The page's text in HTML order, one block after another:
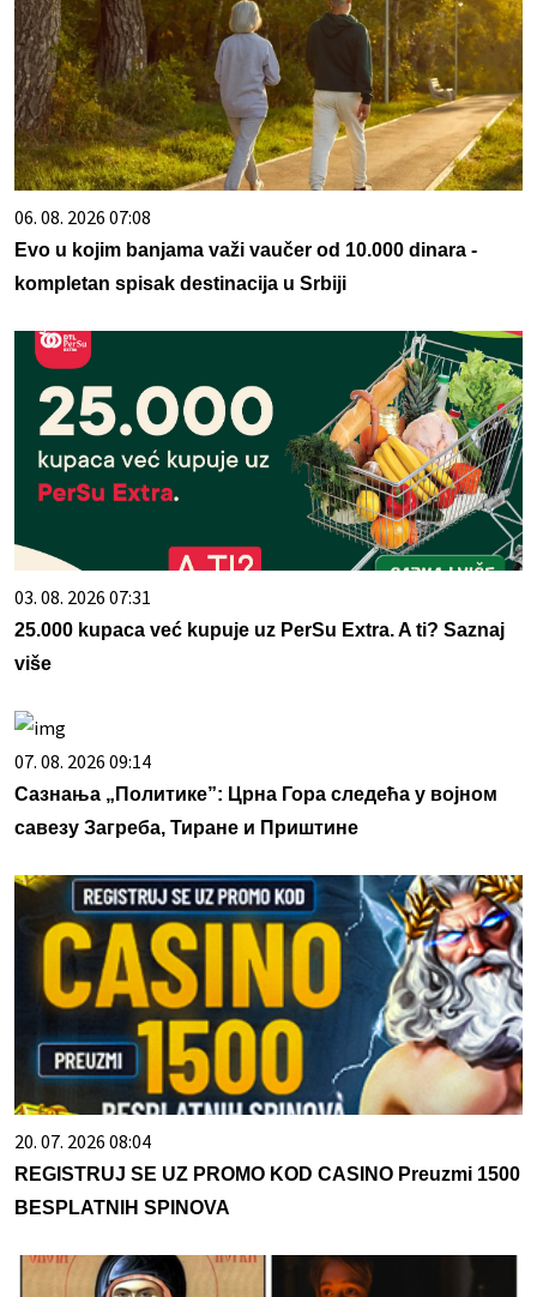
06. 08. 2026 07:08
Evo u kojim banjama važi vaučer od 10.000 dinara -
kompletan spisak destinacija u Srbiji
03. 08. 2026 07:31
25.000 kupaca već kupuje uz PerSu Extra. A ti? Saznaj
više
07. 08. 2026 09:14
Сазнања „Политике”: Црна Гора следећа у војном
савезу Загреба, Тиране и Приштине
20. 07. 2026 08:04
REGISTRUJ SE UZ PROMO KOD CASINO Preuzmi 1500
BESPLATNIH SPINOVA